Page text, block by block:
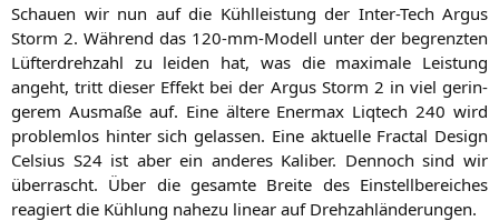
Schau­en wir nun auf die Kühl­leis­tung der Inter-Tech Argus
Storm 2. Wäh­rend das 120-mm-Modell unter der begrenz­ten
Lüf­ter­dreh­zahl zu lei­den hat, was die maxi­ma­le Leis­tung
angeht, tritt die­ser Effekt bei der Argus Storm 2 in viel gerin­
ge­rem Aus­ma­ße auf. Eine älte­re Ener­max Liq­tech 240 wird
pro­blem­los hin­ter sich gelas­sen. Eine aktu­el­le Frac­tal Design
Cel­si­us S24ist aber ein ande­res Kali­ber. Den­noch sind wir
über­rascht. Über die gesam­te Brei­te des Ein­stell­be­rei­ches
reagiert die Küh­lung nahe­zu line­ar auf Drehzahländerungen.